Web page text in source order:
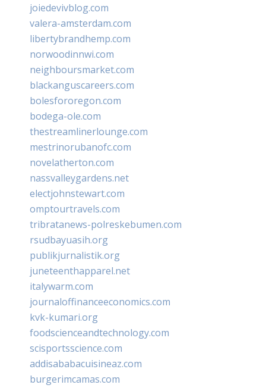
joiedevivblog.com
valera-amsterdam.com
libertybrandhemp.com
norwoodinnwi.com
neighboursmarket.com
blackanguscareers.com
bolesfororegon.com
bodega-ole.com
thestreamlinerlounge.com
mestrinorubanofc.com
novelatherton.com
nassvalleygardens.net
electjohnstewart.com
omptourtravels.com
tribratanews-polreskebumen.com
rsudbayuasih.org
publikjurnalistik.org
juneteenthapparel.net
italywarm.com
journaloffinanceeconomics.com
kvk-kumari.org
foodscienceandtechnology.com
scisportsscience.com
addisababacuisineaz.com
burgerimcamas.com